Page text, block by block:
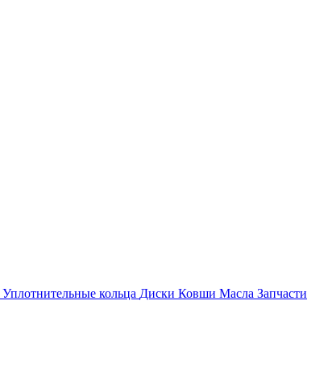
Уплотнительные кольца Диски Ковши Масла Запчасти